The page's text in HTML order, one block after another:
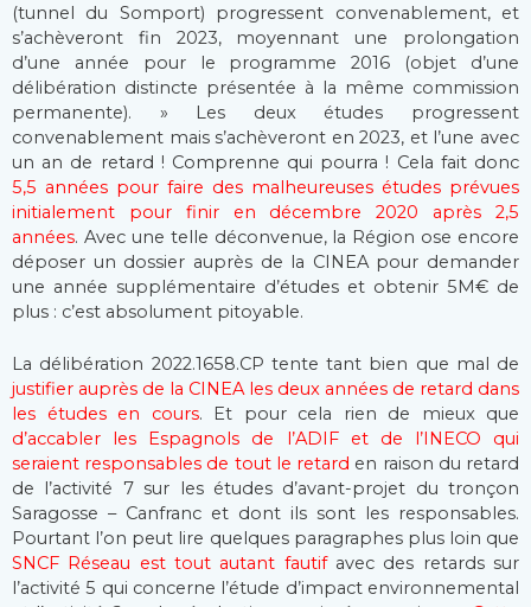
(tunnel du Somport) progressent convenablement, et
s’achèveront fin 2023, moyennant une prolongation
d’une année pour le programme 2016 (objet d’une
délibération distincte présentée à la même commission
permanente). » Les deux études progressent
convenablement mais s’achèveront en 2023, et l’une avec
un an de retard ! Comprenne qui pourra ! Cela fait donc
5,5 années pour faire des malheureuses études prévues
initialement pour finir en décembre 2020 après 2,5
années. Avec une telle déconvenue, la Région ose encore
déposer un dossier auprès de la CINEA pour demander
une année supplémentaire d’études et obtenir 5M€ de
plus : c’est absolument pitoyable.
La délibération 2022.1658.CP tente tant bien que mal de
justifier auprès de la CINEA les deux années de retard dans
les études en cours. Et pour cela rien de mieux que
d’accabler les Espagnols de l’ADIF et de l’INECO qui
seraient responsables de tout le retard en raison du retard
de l’activité 7 sur les études d’avant-projet du tronçon
Saragosse – Canfranc et dont ils sont les responsables.
Pourtant l’on peut lire quelques paragraphes plus loin que
SNCF Réseau est tout autant fautifavec des retards sur
l’activité 5 qui concerne l’étude d’impact environnemental